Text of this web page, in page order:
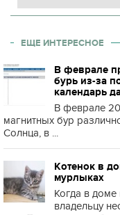
ЕЩЕ ИНТЕРЕСНОЕ
В феврале
бурь из-за
календарь
В феврале
магнитных бур
Солнца, в ...
Котенок в
мурлыках
Когда в доме
владельцу